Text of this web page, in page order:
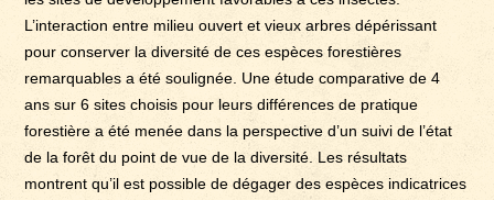
L’interaction entre milieu ouvert et vieux arbres dépérissant
pour conserver la diversité de ces espèces forestières
remarquables a été soulignée. Une étude comparative de 4
ans sur 6 sites choisis pour leurs différences de pratique
forestière a été menée dans la perspective d’un suivi de l’état
de la forêt du point de vue de la diversité. Les résultats
montrent qu’il est possible de dégager des espèces indicatrices